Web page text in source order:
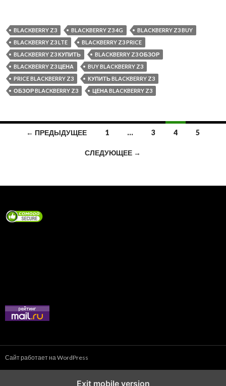
BLACKBERRY Z3 BLACKBERRY Z3 4G
BLACKBERRY Z3 BUY
BLACKBERRY Z3 LTE
BLACKBERRY Z3 PRICE
BLACKBERRY Z3 КУПИТЬ
BLACKBERRY Z3 ОБЗОР
BLACKBERRY Z3 ЦЕНА
BUY BLACKBERRY Z3
PRICE BLACKBERRY Z3
КУПИТЬ BLACKBERRY Z3
ОБЗОР BLACKBERRY Z3
ЦЕНА BLACKBERRY Z3
Навигация
← ПРЕДЫДУЩЕЕ 1 … 3 4 5
СЛЕДУЮЩЕЕ →
Сайт работает на WordPress
Exit mobile version